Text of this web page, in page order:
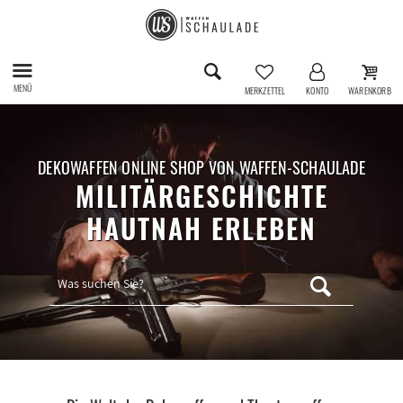
MENÜ MERKZETTEL KONTO WARENKORB
DEKOWAFFEN ONLINE SHOP VON WAFFEN-SCHAULADE
MILITÄRGESCHICHTE
HAUTNAH ERLEBEN